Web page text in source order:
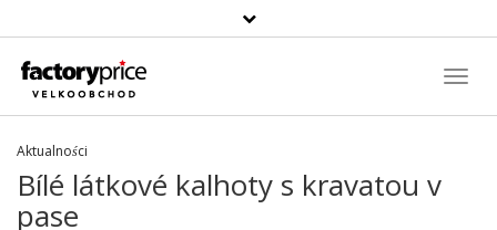
Vyhledávání
Aktualności
Bílé látkové kalhoty s kravatou v
pase